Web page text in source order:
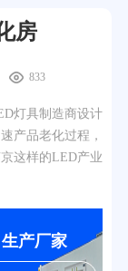
房
833
灯具制造商设计
产品老化过程，
这样的LED产业
产厂家